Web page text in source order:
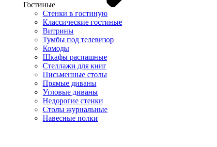
Гостиные
Стенки в гостиную
Классические гостиные
Витрины
Тумбы под телевизор
Комоды
Шкафы распашные
Стеллажи для книг
Письменные столы
Прямые диваны
Угловые диваны
Недорогие стенки
Столы журнальные
Навесные полки